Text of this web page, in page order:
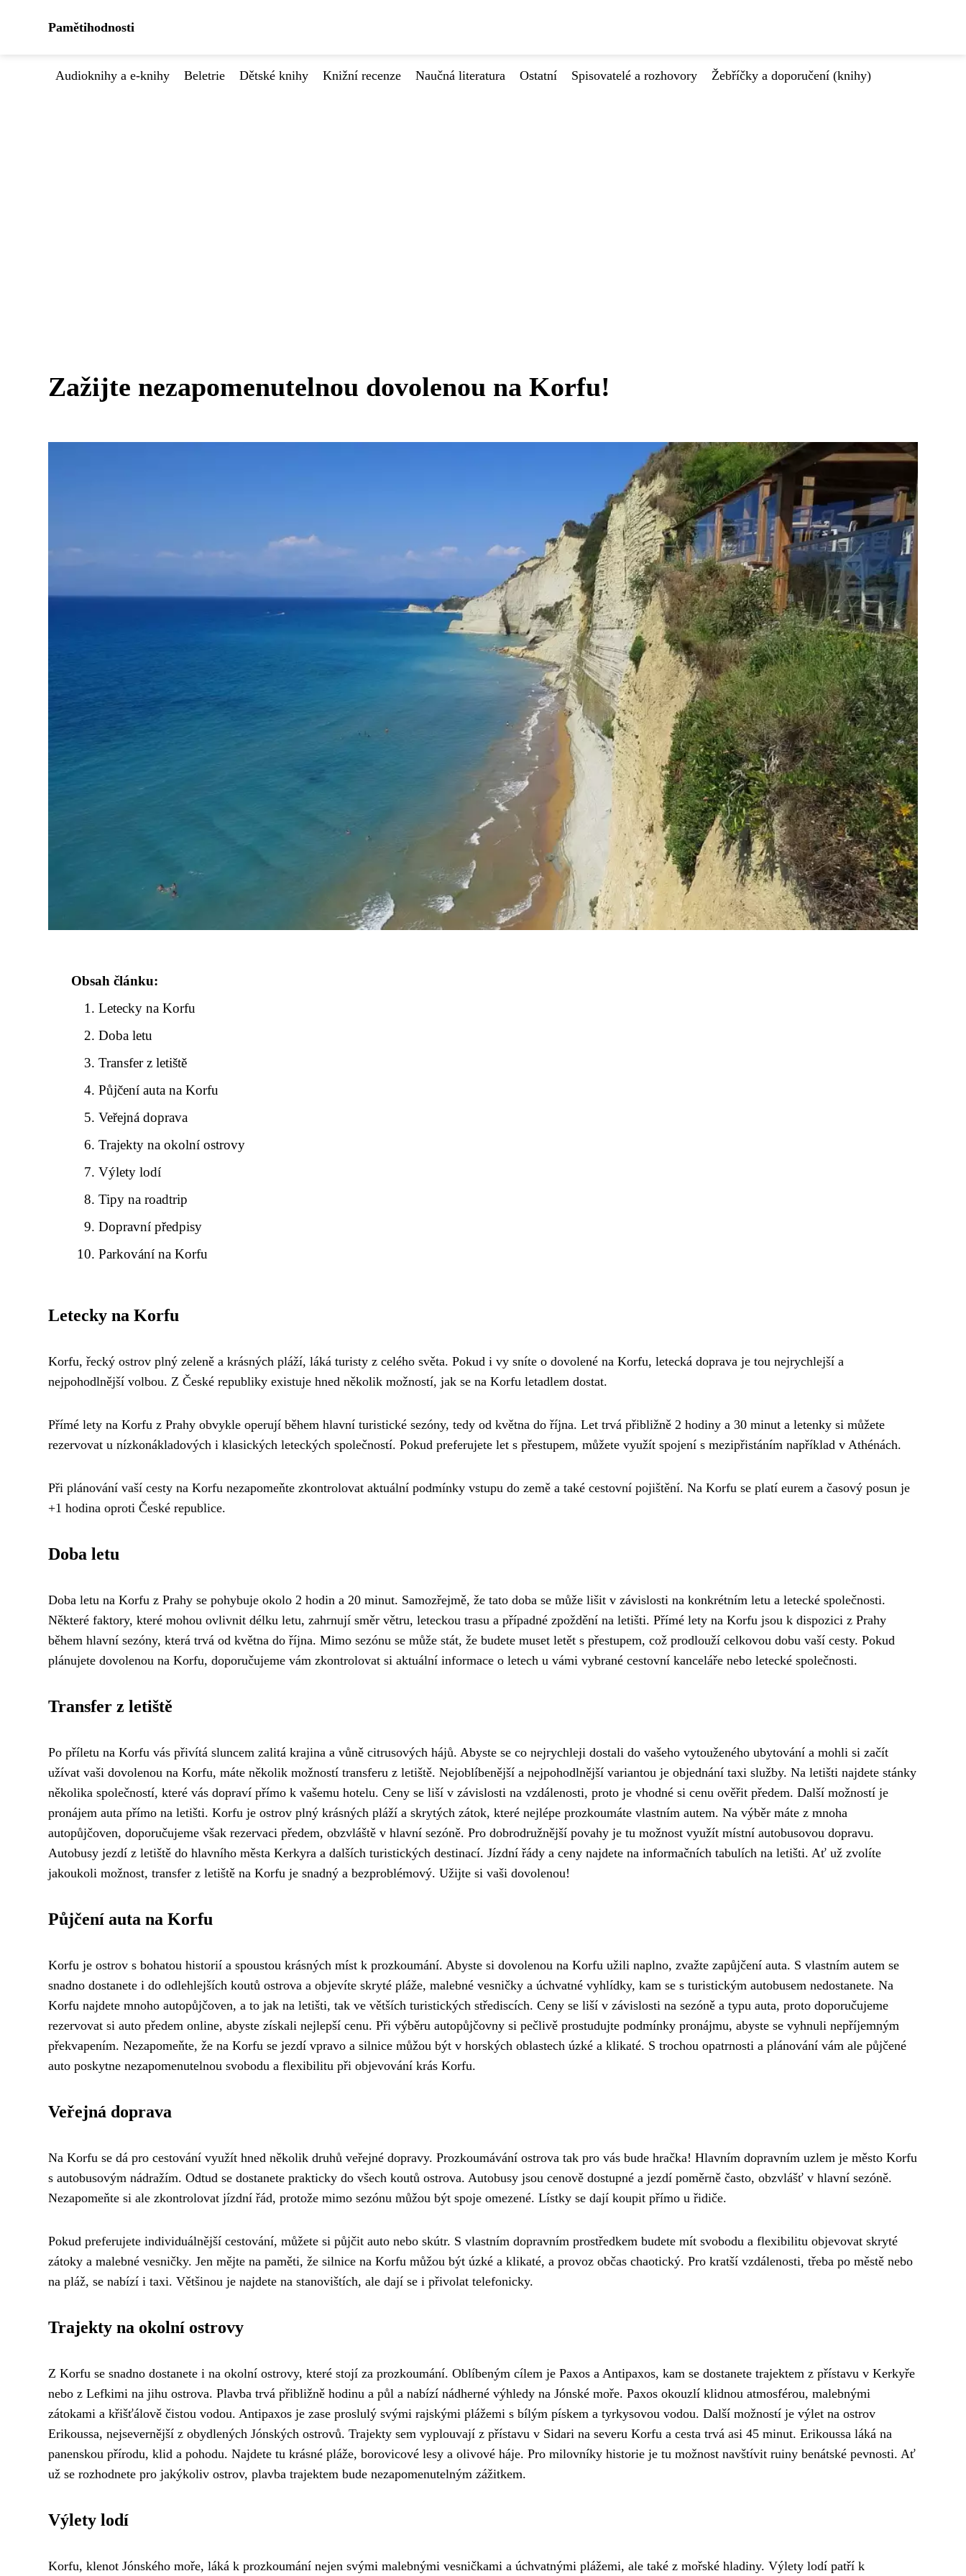
Pamětihodnosti
Audioknihy a e-knihy Beletrie Dětské knihy Knižní recenze Naučná literatura Ostatní Spisovatelé a rozhovory Žebříčky a doporučení (knihy)
Zažijte nezapomenutelnou dovolenou na Korfu!
Obsah článku:
Letecky na Korfu
Doba letu
Transfer z letiště
Půjčení auta na Korfu
Veřejná doprava
Trajekty na okolní ostrovy
Výlety lodí
Tipy na roadtrip
Dopravní předpisy
Parkování na Korfu
Letecky na Korfu
Korfu, řecký ostrov plný zeleně a krásných pláží, láká turisty z celého světa. Pokud i vy sníte o dovolené na Korfu, letecká doprava je tou nejrychlejší a
nejpohodlnější volbou. Z České republiky existuje hned několik možností, jak se na Korfu letadlem dostat.
Přímé lety na Korfu z Prahy obvykle operují během hlavní turistické sezóny, tedy od května do října. Let trvá přibližně 2 hodiny a 30 minut a letenky si můžete
rezervovat u nízkonákladových i klasických leteckých společností. Pokud preferujete let s přestupem, můžete využít spojení s mezipřistáním například v Athénách.
Při plánování vaší cesty na Korfu nezapomeňte zkontrolovat aktuální podmínky vstupu do země a také cestovní pojištění. Na Korfu se platí eurem a časový posun je
+1 hodina oproti České republice.
Doba letu
Doba letu na Korfu z Prahy se pohybuje okolo 2 hodin a 20 minut. Samozřejmě, že tato doba se může lišit v závislosti na konkrétním letu a letecké společnosti.
Některé faktory, které mohou ovlivnit délku letu, zahrnují směr větru, leteckou trasu a případné zpoždění na letišti. Přímé lety na Korfu jsou k dispozici z Prahy
během hlavní sezóny, která trvá od května do října. Mimo sezónu se může stát, že budete muset letět s přestupem, což prodlouží celkovou dobu vaší cesty. Pokud
plánujete dovolenou na Korfu, doporučujeme vám zkontrolovat si aktuální informace o letech u vámi vybrané cestovní kanceláře nebo letecké společnosti.
Transfer z letiště
Po příletu na Korfu vás přivítá sluncem zalitá krajina a vůně citrusových hájů. Abyste se co nejrychleji dostali do vašeho vytouženého ubytování a mohli si začít
užívat vaši dovolenou na Korfu, máte několik možností transferu z letiště. Nejoblíbenější a nejpohodlnější variantou je objednání taxi služby. Na letišti najdete stánky
několika společností, které vás dopraví přímo k vašemu hotelu. Ceny se liší v závislosti na vzdálenosti, proto je vhodné si cenu ověřit předem. Další možností je
pronájem auta přímo na letišti. Korfu je ostrov plný krásných pláží a skrytých zátok, které nejlépe prozkoumáte vlastním autem. Na výběr máte z mnoha
autopůjčoven, doporučujeme však rezervaci předem, obzvláště v hlavní sezóně. Pro dobrodružnější povahy je tu možnost využít místní autobusovou dopravu.
Autobusy jezdí z letiště do hlavního města Kerkyra a dalších turistických destinací. Jízdní řády a ceny najdete na informačních tabulích na letišti. Ať už zvolíte
jakoukoli možnost, transfer z letiště na Korfu je snadný a bezproblémový. Užijte si vaši dovolenou!
Půjčení auta na Korfu
Korfu je ostrov s bohatou historií a spoustou krásných míst k prozkoumání. Abyste si dovolenou na Korfu užili naplno, zvažte zapůjčení auta. S vlastním autem se
snadno dostanete i do odlehlejších koutů ostrova a objevíte skryté pláže, malebné vesničky a úchvatné vyhlídky, kam se s turistickým autobusem nedostanete. Na
Korfu najdete mnoho autopůjčoven, a to jak na letišti, tak ve větších turistických střediscích. Ceny se liší v závislosti na sezóně a typu auta, proto doporučujeme
rezervovat si auto předem online, abyste získali nejlepší cenu. Při výběru autopůjčovny si pečlivě prostudujte podmínky pronájmu, abyste se vyhnuli nepříjemným
překvapením. Nezapomeňte, že na Korfu se jezdí vpravo a silnice můžou být v horských oblastech úzké a klikaté. S trochou opatrnosti a plánování vám ale půjčené
auto poskytne nezapomenutelnou svobodu a flexibilitu při objevování krás Korfu.
Veřejná doprava
Na Korfu se dá pro cestování využít hned několik druhů veřejné dopravy. Prozkoumávání ostrova tak pro vás bude hračka! Hlavním dopravním uzlem je město Korfu
s autobusovým nádražím. Odtud se dostanete prakticky do všech koutů ostrova. Autobusy jsou cenově dostupné a jezdí poměrně často, obzvlášť v hlavní sezóně.
Nezapomeňte si ale zkontrolovat jízdní řád, protože mimo sezónu můžou být spoje omezené. Lístky se dají koupit přímo u řidiče.
Pokud preferujete individuálnější cestování, můžete si půjčit auto nebo skútr. S vlastním dopravním prostředkem budete mít svobodu a flexibilitu objevovat skryté
zátoky a malebné vesničky. Jen mějte na paměti, že silnice na Korfu můžou být úzké a klikaté, a provoz občas chaotický. Pro kratší vzdálenosti, třeba po městě nebo
na pláž, se nabízí i taxi. Většinou je najdete na stanovištích, ale dají se i přivolat telefonicky.
Trajekty na okolní ostrovy
Z Korfu se snadno dostanete i na okolní ostrovy, které stojí za prozkoumání. Oblíbeným cílem je Paxos a Antipaxos, kam se dostanete trajektem z přístavu v Kerkyře
nebo z Lefkimi na jihu ostrova. Plavba trvá přibližně hodinu a půl a nabízí nádherné výhledy na Jónské moře. Paxos okouzlí klidnou atmosférou, malebnými
zátokami a křišťálově čistou vodou. Antipaxos je zase proslulý svými rajskými plážemi s bílým pískem a tyrkysovou vodou. Další možností je výlet na ostrov
Erikoussa, nejsevernější z obydlených Jónských ostrovů. Trajekty sem vyplouvají z přístavu v Sidari na severu Korfu a cesta trvá asi 45 minut. Erikoussa láká na
panenskou přírodu, klid a pohodu. Najdete tu krásné pláže, borovicové lesy a olivové háje. Pro milovníky historie je tu možnost navštívit ruiny benátské pevnosti. Ať
už se rozhodnete pro jakýkoliv ostrov, plavba trajektem bude nezapomenutelným zážitkem.
Výlety lodí
Korfu, klenot Jónského moře, láká k prozkoumání nejen svými malebnými vesničkami a úchvatnými plážemi, ale také z mořské hladiny. Výlety lodí patří k